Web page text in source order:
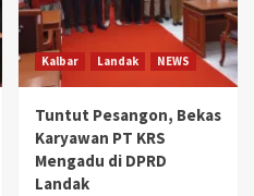
Kalbar Landak NEWS
Tuntut Pesangon, Bekas
Karyawan PT KRS
Mengadu di DPRD
Landak